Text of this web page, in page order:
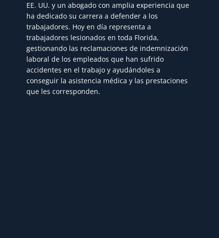
EE. UU. y un abogado con amplia experiencia que
ha dedicado su carrera a defender a los
trabajadores. Hoy en día representa a
trabajadores lesionados en toda Florida,
gestionando las reclamaciones de indemnización
laboral de los empleados que han sufrido
accidentes en el trabajo y ayudándoles a
conseguir la asistencia médica y las prestaciones
que les corresponden.